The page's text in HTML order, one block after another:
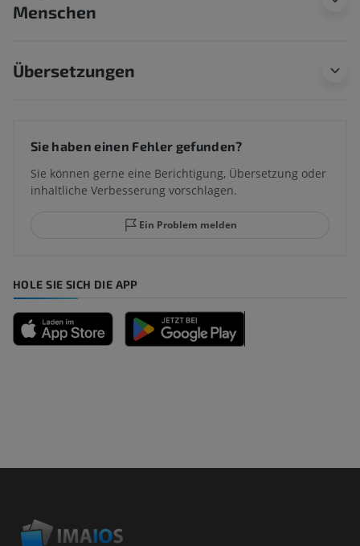
Menschen
Übersetzungen
Sie haben einen Fehler gefunden?
Sie können gerne eine Berichtigung, Übersetzung oder
inhaltliche Verbesserung vorschlagen.
Ein Problem melden
HOLE SIE SICH DIE APP